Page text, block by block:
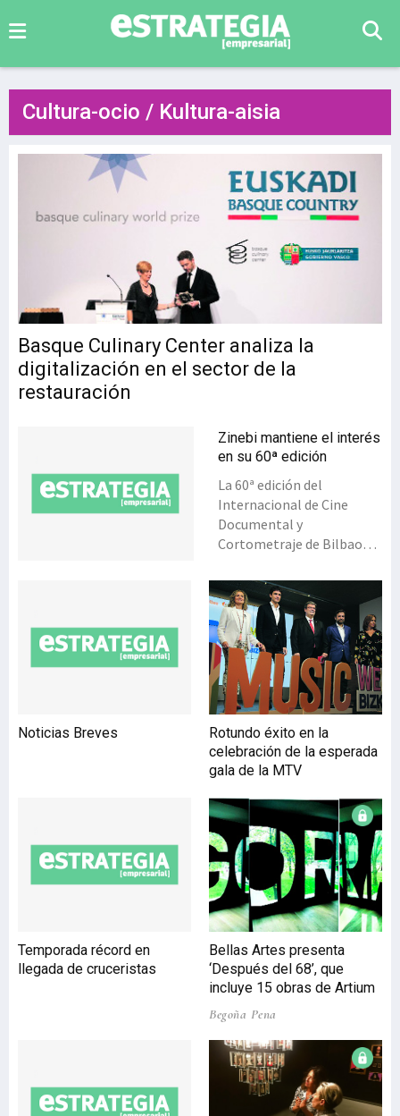
Cultura-ocio / Kultura-aisia
Basque Culinary Center analiza la
digitalización en el sector de la
restauración
Zinebi mantiene el interés
en su 60ª edición
La 60ª edición del
Internacional de Cine
Documental y
Cortometraje de Bilbao–
proyectado más de 150
películas, entre cortos y
largometrajes, incluyendo
casi un centenar de
estrenos estatales, –dos
tercios de su
programación–, mantiene
similares de público de la
pasada edición, cerca de
13.000 personas, y mayor
asistencia de
profesionales, con más de
200 personas acreditadas
entre cineastas,
productores y
programadores de otros
festivales. El gran premio
del festival internacional
fue para el cortometraje
documental ‘Los que
desean’, de la realizadora
Elena López Riera.
Además, otros dos
cortometr
Noticias Breves
Rotundo éxito en la
celebración de la esperada
gala de la MTV
Temporada récord en
llegada de cruceristas
Bellas Artes presenta
‘Después del 68’, que
incluye 15 obras de Artium
Begoña Pena